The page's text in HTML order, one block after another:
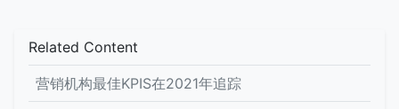
Related Content
营销机构最佳KPIS在2021年追踪